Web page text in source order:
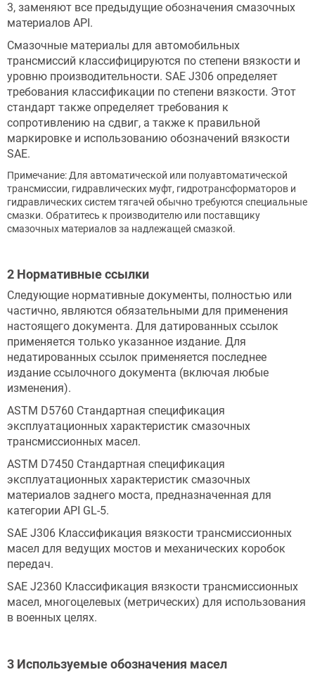
3, заменяют все предыдущие обозначения смазочных
материалов API.
Смазочные материалы для автомобильных
трансмиссий классифицируются по степени вязкости и
уровню производительности. SAE J306 определяет
требования классификации по степени вязкости. Этот
стандарт также определяет требования к
сопротивлению на сдвиг, а также к правильной
маркировке и использованию обозначений вязкости
SAE.
Примечание: Для автоматической или полуавтоматической
трансмиссии, гидравлических муфт, гидротрансформаторов и
гидравлических систем тягачей обычно требуются специальные
смазки. Обратитесь к производителю или поставщику
смазочных материалов за надлежащей смазкой.
2 Нормативные ссылки
Следующие нормативные документы, полностью или
частично, являются обязательными для применения
настоящего документа. Для датированных ссылок
применяется только указанное издание. Для
недатированных ссылок применяется последнее
издание ссылочного документа (включая любые
изменения).
ASTM D5760 Стандартная спецификация
эксплуатационных характеристик смазочных
трансмиссионных масел.
ASTM D7450 Стандартная спецификация
эксплуатационных характеристик смазочных
материалов заднего моста, предназначенная для
категории API GL-5.
SAE J306 Классификация вязкости трансмиссионных
масел для ведущих мостов и механических коробок
передач.
SAE J2360 Классификация вязкости трансмиссионных
масел, многоцелевых (метрических) для использования
в военных целях.
3 Используемые обозначения масел